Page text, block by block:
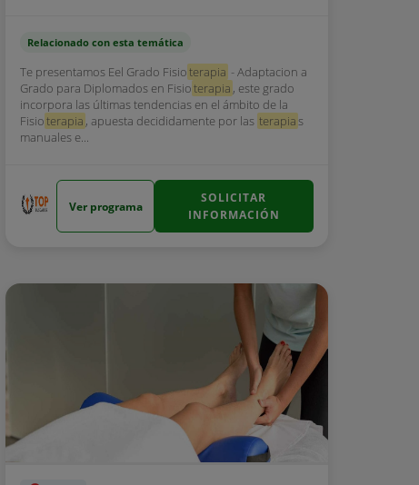
Relacionado con esta temática
Te presentamos Eel Grado Fisioterapia - Adaptacion a
Grado para Diplomados en Fisioterapia , este grado
incorpora las últimas tendencias en el ámbito de la
Fisioterapia , apuesta decididamente por las terapias
manuales e...
Ver programa
SOLICITAR
INFORMACIÓN